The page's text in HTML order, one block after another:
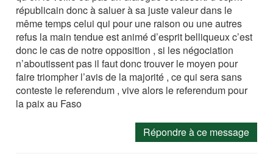
républicain donc à saluer à sa juste valeur dans le
même temps celui qui pour une raison ou une autres
refus la main tendue est animé d’esprit belliqueux c’est
donc le cas de notre opposition , si les négociation
n’aboutissent pas il faut donc trouver le moyen pour
faire triompher l’avis de la majorité , ce qui sera sans
conteste le referendum , vive alors le referendum pour
la paix au Faso
Répondre à ce message